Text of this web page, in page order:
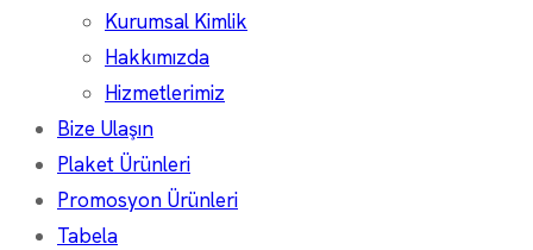
Kurumsal Kimlik
Hakkımızda
Hizmetlerimiz
Bize Ulaşın
Plaket Ürünleri
Promosyon Ürünleri
Tabela